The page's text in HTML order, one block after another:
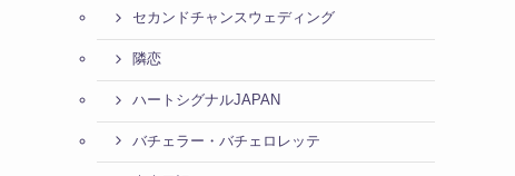
セカンドチャンスウェディング
隣恋
ハートシグナルJAPAN
バチェラー・バチェロレッテ